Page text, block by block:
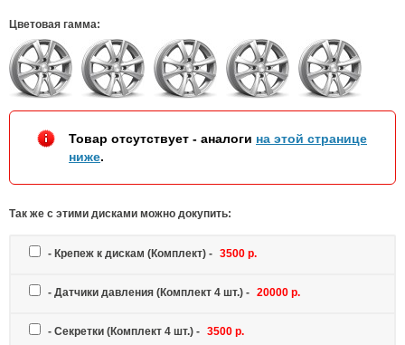
Цветовая гамма:
Товар отсутствует - аналоги на этой странице
ниже.
Так же c этими дисками можно докупить:
- Крепеж к дискам (Комплект) - 3500 р.
- Датчики давления (Комплект 4 шт.) - 20000 р.
- Секретки (Комплект 4 шт.) - 3500 р.